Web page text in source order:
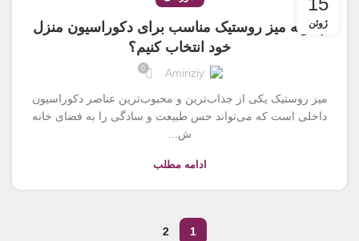
ژوئن
چگونه میز روستیک مناسب برای دکوراسیون منزل
خود انتخاب کنیم؟
Amiriziy
0
میز روستیک یکی از جذاب‌ترین و محبوب‌ترین عناصر دکوراسیون
داخلی است که می‌تواند حس طبیعت و سادگی را به فضای خانه
ش...
ادامه مطلب
1
2